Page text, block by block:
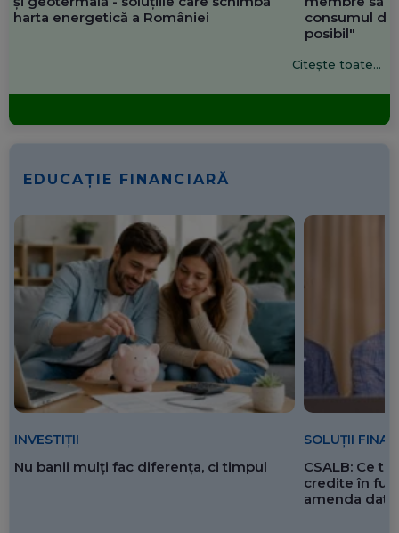
harta energetică a României
consumul de
posibil"
Citește toate...
EDUCAȚIE FINANCIARĂ
INVESTIȚII
Nu banii mulți fac diferența, ci timpul
SOLUȚII
CSALB: Ce
credite în
amenda